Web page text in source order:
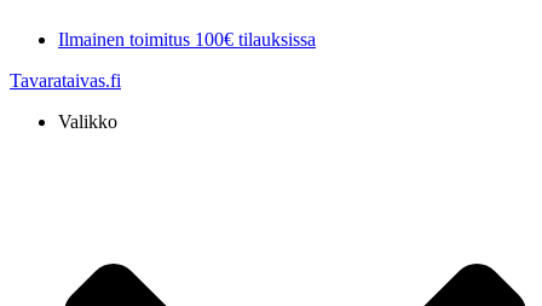
sisältöönIlmainen toimitus 100€ tilauksissa
Tavarataivas.fi
Valikko